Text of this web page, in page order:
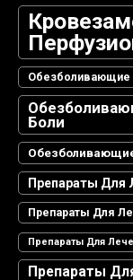
Обезболивающие
Боли
Препараты Для
Препараты Для
Препараты Для
Препараты